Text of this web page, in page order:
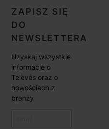
ZAPISZ SIĘ
DO
NEWSLETTERA
Uzyskaj wszystkie
informacje o
Televés oraz o
nowościach z
branży